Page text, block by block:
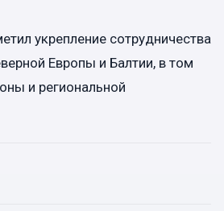
укрепление сотрудничества
Европы и Балтии, в том
и региональной